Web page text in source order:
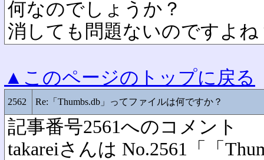
何なのでしょうか？
消しても問題ないのですよね
▲このページのトップに戻る
2562 Re:「Thumbs.db」ってファイルは何ですか？
記事番号2561へのコメント
takareiさんは No.2561「「